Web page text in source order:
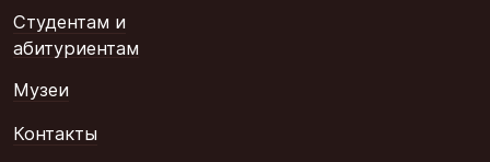
Студентам и
абитуриентам
Музеи
Контакты